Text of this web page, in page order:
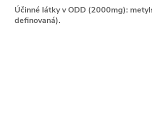
Účinné látky v ODD (2000mg):
definovaná).